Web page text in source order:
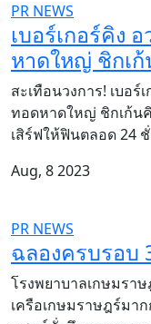
PR NEWS
เบอร์เกอร์คิง
หาดใหญ่ ชิกเก้
สะเทือนวงการ! เบอร์
ทอดหาดใหญ่ ชิกเก้น
เสิร์ฟให้ฟินตลอด 24
Aug, 8 2023
PR NEWS
ฉลองครบรอบ
โรงพยาบาลเกษมรา
เครือเกษมราษฎร์มา